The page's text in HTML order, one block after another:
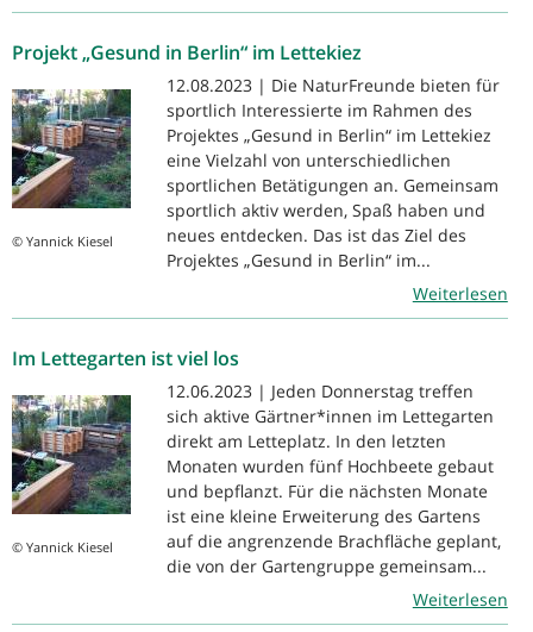
Projekt „Gesund in Berlin“ im Lettekiez
© Yannick Kiesel
12.08.2023 | Die NaturFreunde bieten für
sportlich Interessierte im Rahmen des
Projektes „Gesund in Berlin“ im Lettekiez
eine Vielzahl von unterschiedlichen
sportlichen Betätigungen an. Gemeinsam
sportlich aktiv werden, Spaß haben und
neues entdecken. Das ist das Ziel des
Projektes „Gesund in Berlin“ im...
Weiterlesen
Im Lettegarten ist viel los
© Yannick Kiesel
12.06.2023 | Jeden Donnerstag treffen
sich aktive Gärtner*innen im Lettegarten
direkt am Letteplatz. In den letzten
Monaten wurden fünf Hochbeete gebaut
und bepflanzt. Für die nächsten Monate
ist eine kleine Erweiterung des Gartens
auf die angrenzende Brachfläche geplant,
die von der Gartengruppe gemeinsam...
Weiterlesen